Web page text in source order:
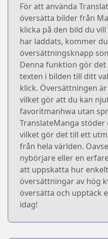
För att använda
översätta bilder från
klicka på den bild du
har laddats, kommer
översättningsknapp
Denna funktion gör
texten i bilden till ditt
klick. Översättningen
vilket gör att du kan
favoritmanhwa utan
TranslateManga
vilket gör det till ett
från hela världen.
nybörjare eller en
att uppskatta hur
översättningar av hög
översätta och upptäck
idag!